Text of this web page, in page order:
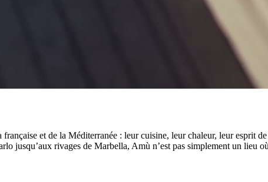
et de la Méditerranée : leur cuisine, leur chaleur, leur esprit
jusqu’aux rivages de Marbella, Amù n’est pas simplement un lieu